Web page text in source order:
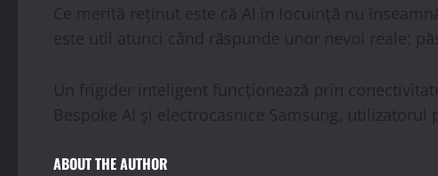
Ce merită reținut este că AI în locuință nu
este util atunci când răspunde unor nevoi reale:
Un frigider inteligent funcționează prin
Bespoke AI și electrocasnice Samsung,
ABOUT THE AUTHOR